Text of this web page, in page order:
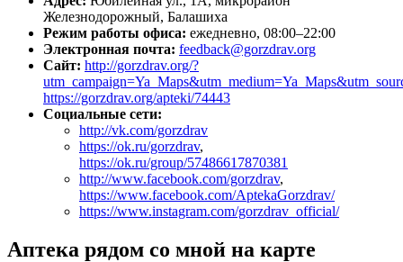
Железнодорожный, Балашиха
Режим работы офиса: ежедневно, 08:00–22:00
Электронная почта: feedback@gorzdrav.org
Сайт: http://gorzdrav.org/?
https://gorzdrav.org/apteki/74443
Социальные сети:
http://vk.com/gorzdrav
https://ok.ru/gorzdrav,
https://ok.ru/group/57486617870381
http://www.facebook.com/gorzdrav,
https://www.facebook.com/AptekaGorzdrav/
https://www.instagram.com/gorzdrav_official/
Аптека рядом со мной на карте